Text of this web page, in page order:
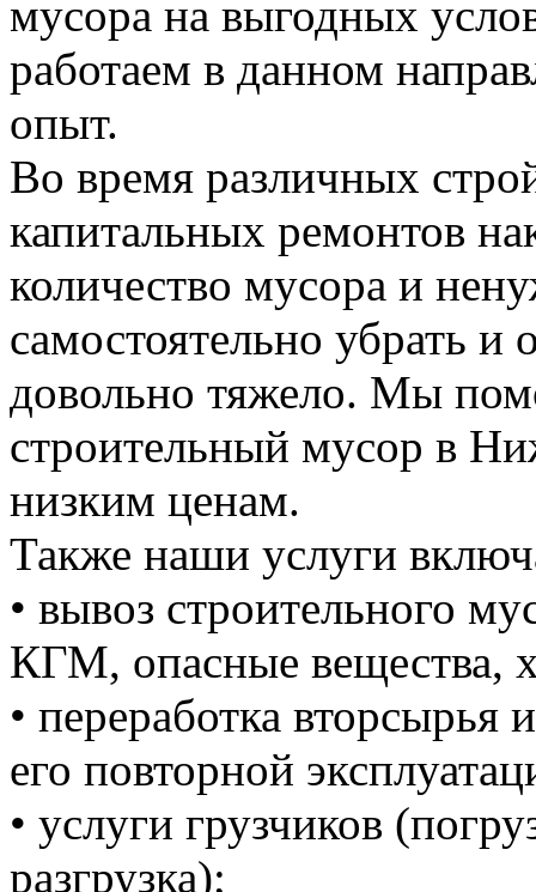
мусора на выгодных
работаем в данном
опыт.
Во время различных
капитальных ремонтов
количество мусора и
самостоятельно убрать и
довольно тяжело. Мы
строительный мусор в
низким ценам.
Также наши услуги
• вывоз строительного
КГМ, опасные вещества,
• переработка вторсырья
его повторной
• услуги грузчиков
разгрузка);